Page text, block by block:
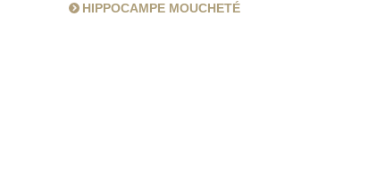
HIPPOCAMPE MOUCHETÉ